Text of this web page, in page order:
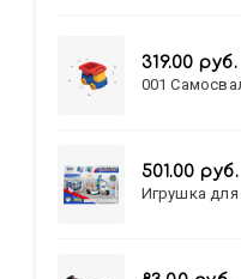
319.00 руб.
001
501.00 руб.
Игрушка